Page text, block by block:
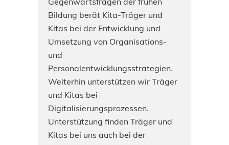
Bildung berät Kita-Träger und
Kitas bei der Entwicklung und
Umsetzung von Organisations-
und
Personalentwicklungsstrategien.
Weiterhin unterstützen wir Träger
und Kitas bei
Digitalisierungsprozessen.
Unterstützung finden Träger und
Kitas bei uns auch bei der